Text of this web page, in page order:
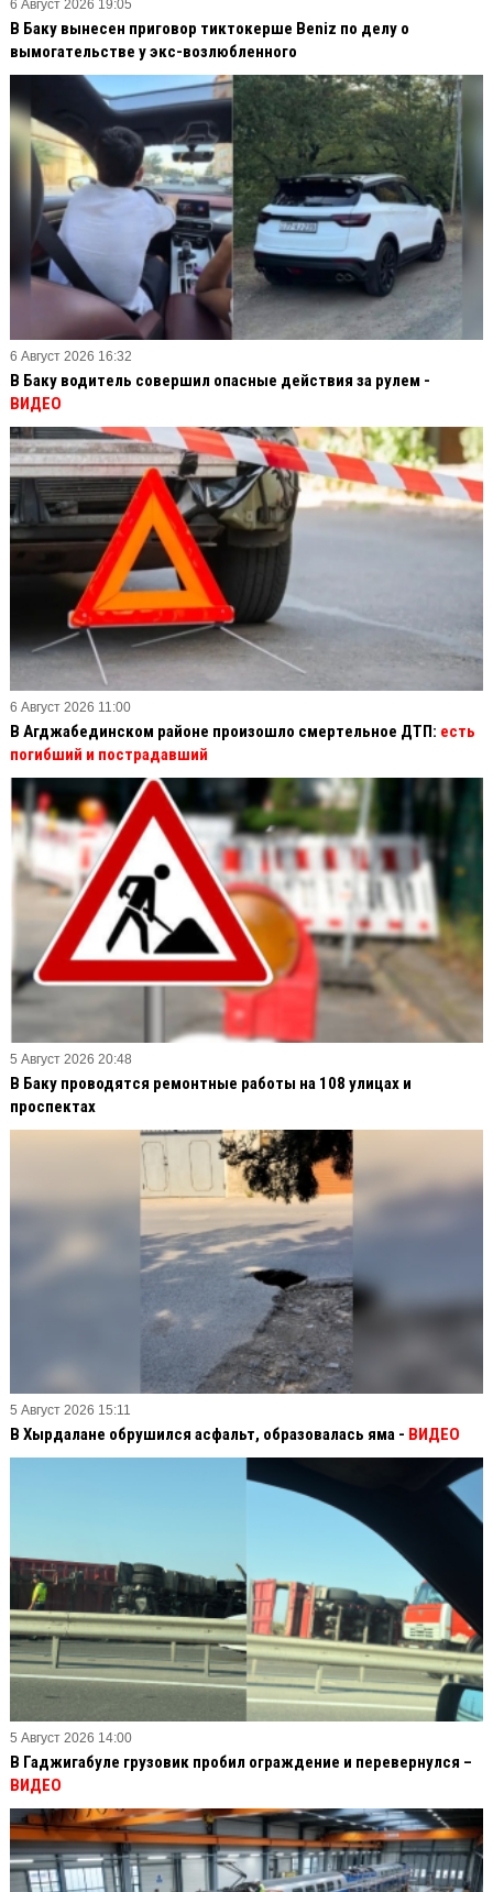
6 Август 2026 19:05
В Баку вынесен приговор тиктокерше Beniz по делу о
вымогательстве у экс-возлюбленного
6 Август 2026 16:32
В Баку водитель совершил опасные действия за рулем -
ВИДЕО
6 Август 2026 11:00
В Агджабединском районе произошло смертельное ДТП: есть
погибший и пострадавший
5 Август 2026 20:48
В Баку проводятся ремонтные работы на 108 улицах и
проспектах
5 Август 2026 15:11
В Хырдалане обрушился асфальт, образовалась яма - ВИДЕО
5 Август 2026 14:00
В Гаджигабуле грузовик пробил ограждение и перевернулся –
ВИДЕО